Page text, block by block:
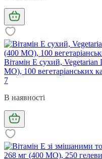
Вітамін Е сухий,
МО), 100 вегетаріанських
7
В наявності